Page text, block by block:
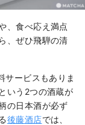
、食べ応え満点
、ぜひ飛騨の清
サービスもありま
いう2つの酒蔵が
の日本酒が必ず
後藤酒店では、